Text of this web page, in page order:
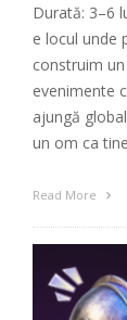
Durată: 3–6
e locul unde
construim
evenimente
ajungă
un om ca
Read More